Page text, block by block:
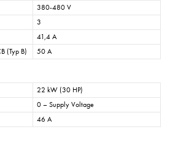
380-480 V
3
41,4 A
(Typ B)
50 A
22 kW (30 HP)
0 – Supply Voltage
46 A